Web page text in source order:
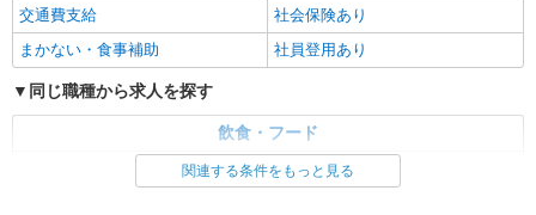
交通費支給
社会保険あり
まかない・食事補助
社員登用あり
同じ職種から求人を探す
飲食・フード
調理・調理補助・調理師関連する条件をもっと見る